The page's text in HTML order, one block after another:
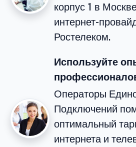
корпус 1 в
интернет-
Ростелеком.
Используйте
Операторы
Подключений
оптимальный
интернета и